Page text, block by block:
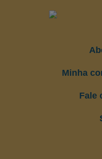
Minha
Fale